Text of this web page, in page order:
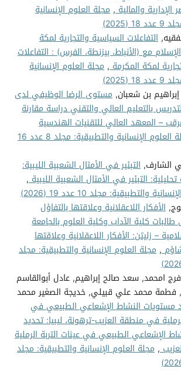
الإدارية والمالية, مجلة العلوم الإنسانية
(2025)
التفاعلات السياسية والتجارية لمكة
مع (الأنباط، بيزنطة، الفرس) : التفاعلات
لمكة المكرمة, مجلة العلوم الإنسانية
(2025)
بن شعبان, مستوى الرضا الوظيفي لدى
بالتعليم العالي والتقني دراسة مقارنة
– المعهد العالي للتقنيات الهندسية
مجلة العلوم الإنسانية والتطبيقية: مجلد 8 عدد 16
الشارف, التبئير في الأمثال الشعبية الليبية:
التبئير في الأمثال الشعبية الليبية,
والتطبيقية: مجلد 10 عدد 19 (2026)
الأفكار اللاعقلانية وعلاقتها بالتفاؤل
كلية الآداب وكلية العلوم بالجامعة
– زليتن: الأفكار اللاعقلانية وعلاقتها
, مجلة العلوم الإنسانية والتطبيقية: مجلد
امحمد, سعد صالح إبراهيم, عادل أبوالقاسم
فطمة محمد علي قبيلي, خديجة الصغير محمد
مستويات النشاط الإشعاعي الطبيعي في
في منطقة العزيب-ترهونة، ليبيا: تحديد
الإشعاعي الطبيعي في عينات التربة الرملية
, مجلة العلوم الإنسانية والتطبيقية: مجلد